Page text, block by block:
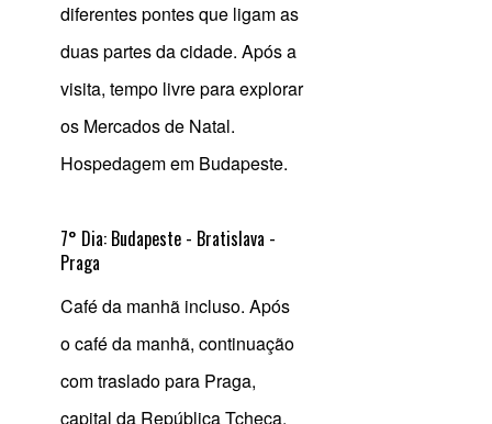
diferentes pontes que ligam as
duas partes da cidade. Após a
visita, tempo livre para explorar
os Mercados de Natal.
Hospedagem em Budapeste.
7° Dia: Budapeste - Bratislava -
Praga
Café da manhã incluso. Após
o café da manhã, continuação
com traslado para Praga,
capital da República Tcheca,